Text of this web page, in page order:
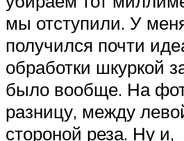
мы отступили. У
получился почти
обработки шкуркой
было вообще. На
разницу, между
стороной реза. Ну и,